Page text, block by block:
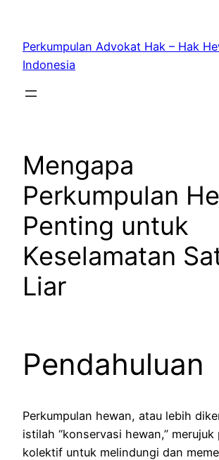
content
Perkumpulan Advokat Hak – Hak
Indonesia
Mengapa
Perkumpulan
Penting untuk
Keselamatan
Liar
Pendahuluan
Perkumpulan hewan, atau lebih
istilah “konservasi hewan,” merujuk
kolektif untuk melindungi dan